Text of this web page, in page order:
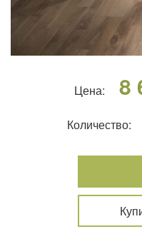
Цена: 8
Количество: